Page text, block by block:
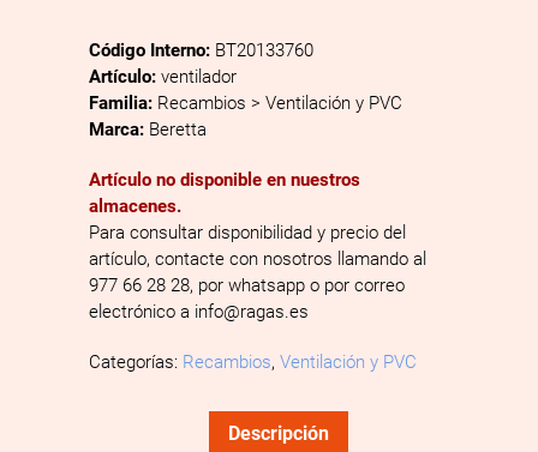
Código Interno: BT20133760
Artículo: ventilador
Familia: Recambios > Ventilación y PVC
Marca: Beretta
Artículo no disponible en nuestros
almacenes.
Para consultar disponibilidad y precio del
artículo, contacte con nosotros llamando al
977 66 28 28, por whatsapp o por correo
electrónico a info@ragas.es
Categorías: Recambios, Ventilación y PVC
Descripción